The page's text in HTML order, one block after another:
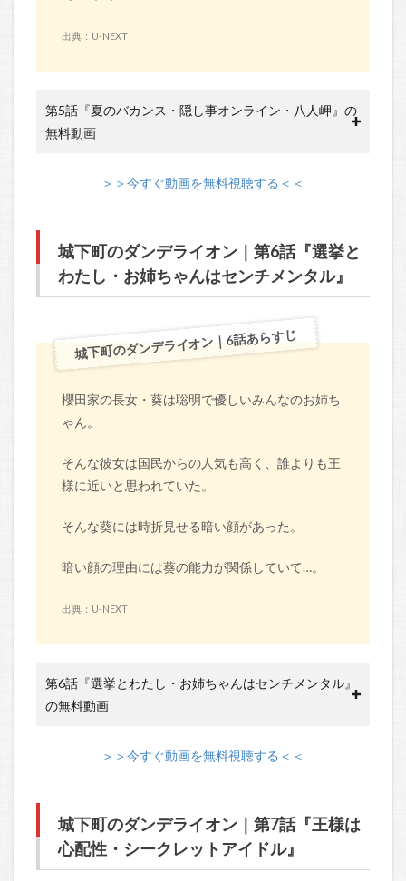
出典：U-NEXT
第5話『夏のバカンス・隠し事オンライン・八人岬』の
無料動画
＞＞今すぐ動画を無料視聴する＜＜
城下町のダンデライオン｜第6話『選挙と
わたし・お姉ちゃんはセンチメンタル』
城下町のダンデライオン｜6話あらすじ
櫻田家の長女・葵は聡明で優しいみんなのお姉ち
ゃん。
そんな彼女は国民からの人気も高く、誰よりも王
様に近いと思われていた。
そんな葵には時折見せる暗い顔があった。
暗い顔の理由には葵の能力が関係していて…。
出典：U-NEXT
第6話『選挙とわたし・お姉ちゃんはセンチメンタル』
の無料動画
＞＞今すぐ動画を無料視聴する＜＜
城下町のダンデライオン｜第7話『王様は
心配性・シークレットアイドル』